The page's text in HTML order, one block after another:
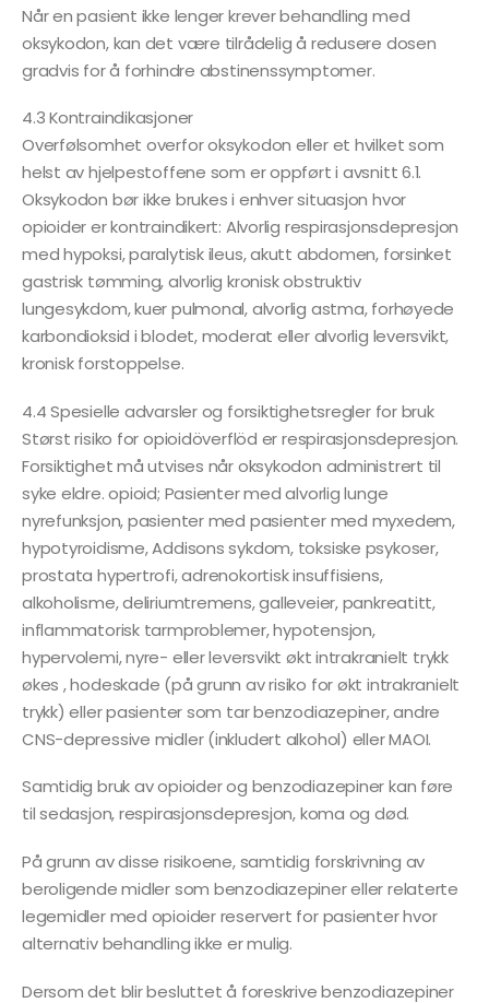
Når en pasient ikke lenger krever behandling med
oksykodon, kan det være tilrådelig å redusere dosen
gradvis for å forhindre abstinenssymptomer.
4.3 Kontraindikasjoner
Overfølsomhet overfor oksykodon eller et hvilket som
helst av hjelpestoffene som er oppført i avsnitt 6.1.
Oksykodon bør ikke brukes i enhver situasjon hvor
opioider er kontraindikert: Alvorlig respirasjonsdepresjon
med hypoksi, paralytisk ileus, akutt abdomen, forsinket
gastrisk tømming, alvorlig kronisk obstruktiv
lungesykdom, kuer pulmonal, alvorlig astma, forhøyede
karbondioksid i blodet, moderat eller alvorlig leversvikt,
kronisk forstoppelse.
4.4 Spesielle advarsler og forsiktighetsregler for bruk
Størst risiko for opioidöverflöd er respirasjonsdepresjon.
Forsiktighet må utvises når oksykodon administrert til
syke eldre. opioid; Pasienter med alvorlig lunge
nyrefunksjon, pasienter med pasienter med myxedem,
hypotyroidisme, Addisons sykdom, toksiske psykoser,
prostata hypertrofi, adrenokortisk insuffisiens,
alkoholisme, deliriumtremens, galleveier, pankreatitt,
inflammatorisk tarmproblemer, hypotensjon,
hypervolemi, nyre- eller leversvikt økt intrakranielt trykk
økes , hodeskade (på grunn av risiko for økt intrakranielt
trykk) eller pasienter som tar benzodiazepiner, andre
CNS-depressive midler (inkludert alkohol) eller MAOI.
Samtidig bruk av opioider og benzodiazepiner kan føre
til sedasjon, respirasjonsdepresjon, koma og død.
På grunn av disse risikoene, samtidig forskrivning av
beroligende midler som benzodiazepiner eller relaterte
legemidler med opioider reservert for pasienter hvor
alternativ behandling ikke er mulig.
Dersom det blir besluttet å foreskrive benzodiazepiner